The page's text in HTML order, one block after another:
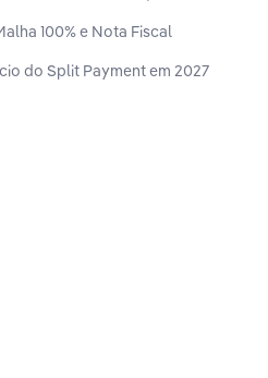
100% e Nota Fiscal
do Split Payment em 2027